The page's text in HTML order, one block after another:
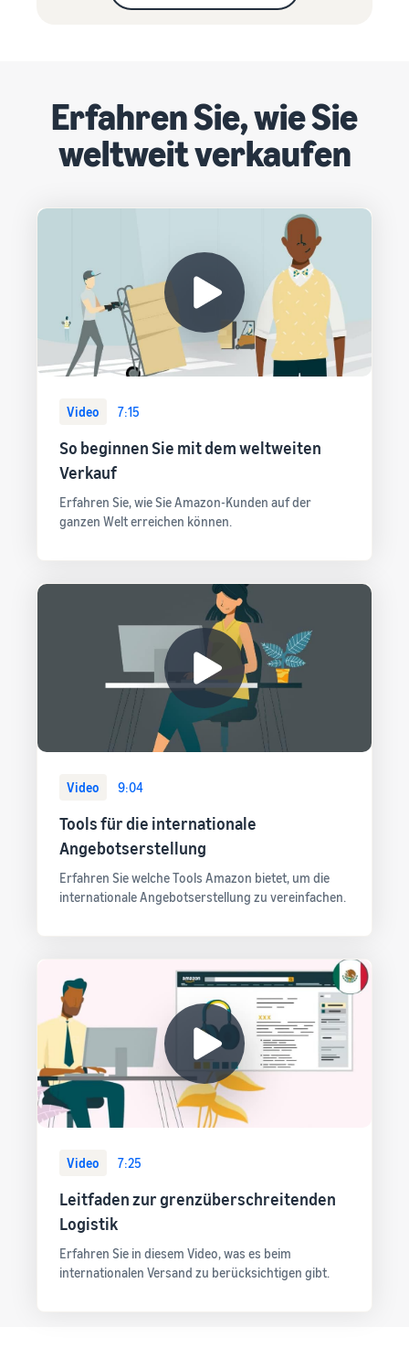
Erfahren Sie, wie Sie
weltweit verkaufen
Video 7:15
So beginnen Sie mit dem weltweiten
Verkauf
Erfahren Sie, wie Sie Amazon-Kunden auf der
ganzen Welt erreichen können.
Video 9:04
Tools für die internationale
Angebotserstellung
Erfahren Sie welche Tools Amazon bietet, um die
internationale Angebotserstellung zu vereinfachen.
Video 7:25
Leitfaden zur grenzüberschreitenden
Logistik
Erfahren Sie in diesem Video, was es beim
internationalen Versand zu berücksichtigen gibt.